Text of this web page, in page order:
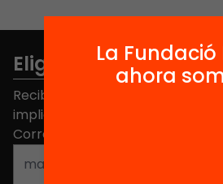
Elige equidad
Recibe contenidos, iniciativas y
implicarte.
Correo electrónico
La Fundació
ahora